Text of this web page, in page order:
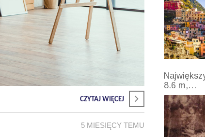
CZYTAJ WIĘCEJ
5 MIESIĘCY TEMU
8.6 m,…